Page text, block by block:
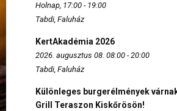
Holnap, 17:00 - 19:00
Tabdi, Faluház
KertAkadémia 2026
2026. augusztus 08. 08:00 - 20:00
Tabdi, Faluház
Különleges burgerélmények
Grill Teraszon Kiskőrösön!